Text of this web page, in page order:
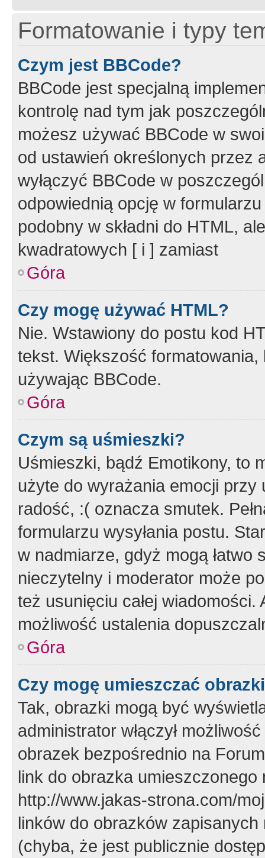
Formatowanie i typy
Czym jest BBCode?
BBCode jest specjalną
kontrolę nad tym jak
możesz używać BBCode w
od ustawień określonych przez
wyłączyć BBCode w
odpowiednią opcję w
podobny w składni do HTML,
kwadratowych [ i ] zamiast
Góra
Czy mogę używać HTML?
Nie. Wstawiony do postu kod
tekst. Większość
używając BBCode.
Góra
Czym są uśmieszki?
Uśmieszki, bądź Emotikony, to
użyte do wyrażania emocji
radość, :( oznacza smutek.
formularzu wysyłania postu.
w nadmiarze, gdyż mogą
nieczytelny i moderator może
też usunięciu całej
możliwość ustalenia
Góra
Czy mogę umieszczać
Tak, obrazki mogą być
administrator włączył
obrazek bezpośrednio na
link do obrazka
http://www.jakas-strona.com/
linków do obrazków
(chyba, że jest publicznie